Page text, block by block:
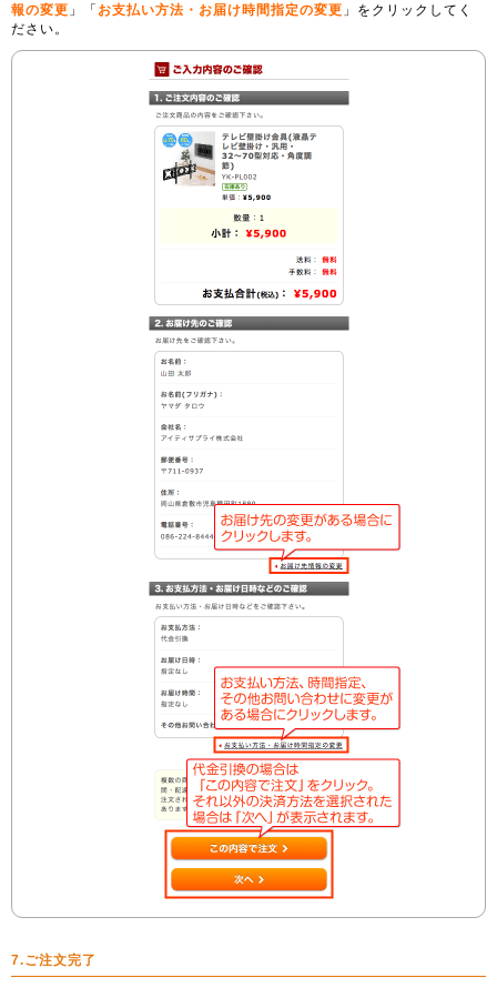
報の変更 」「 お支払い方法・お届け時間指定の変更 」をクリックしてく
ださい。
7.ご注文完了